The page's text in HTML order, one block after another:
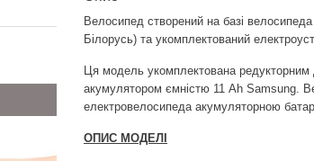
Велосипед створений на базі
Білорусь) та укомплектований
Ця модель укомплектована редукторним
акумулятором ємністю 11 Ah Samsung.
електровелосипеда акумуляторною
ОПИС МОДЕЛІ